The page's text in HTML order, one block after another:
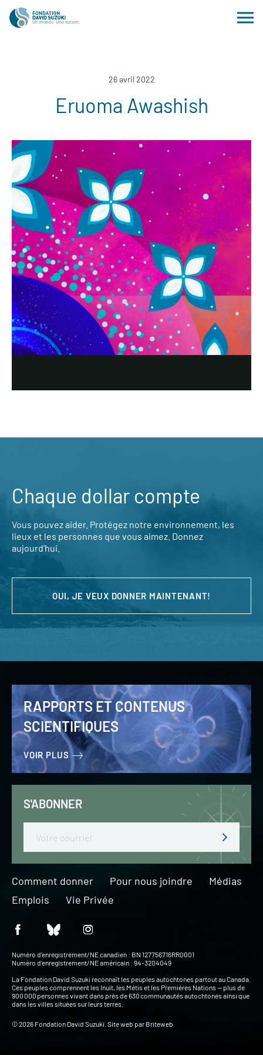
26 avril 2022
Eruoma Awashish
Chaque dollar compte
Vous pouvez aider. Protégez notre environnement, les
lieux et les personnes que vous aimez. Donnez
aujourd’hui.
OUI, JE VEUX DONNER MAINTENANT!
RAPPORTS ET CONTENUS
SCIENTIFIQUES
VOIR PLUS
S'ABONNER
Comment donner Pour nous joindre
Médias
Emplois
Vie Privée
Numéro d’enregistrement/NE canadien : BN 127756716RR0001
Numéro d’enregistrement/NE américain : 94-3204049
La Fondation David Suzuki reconnaît les peuples autochtones partout au Canada.
Ces peuples comprennent les Inuit, les Métis et les Premières Nations — plus de
900 000 personnes vivant dans près de 630 communautés autochtones ainsi que
dans les villes situées sur leurs terres.
© 2026 Fondation David Suzuki. Site web par Briteweb